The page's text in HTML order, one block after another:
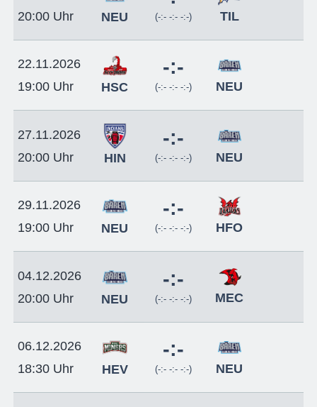
20:00 Uhr
NEU (-:- -:- -:-) TIL
22.11.2026
19:00 Uhr
HSC
-:-
(-:- -:- -:-) NEU
27.11.2026
20:00 Uhr
HIN
-:-
(-:- -:- -:-) NEU
29.11.2026
19:00 Uhr
NEU
-:-
(-:- -:- -:-) HFO
04.12.2026
20:00 Uhr
NEU
-:-
(-:- -:- -:-) MEC
06.12.2026
18:30 Uhr
HEV
-:-
(-:- -:- -:-) NEU